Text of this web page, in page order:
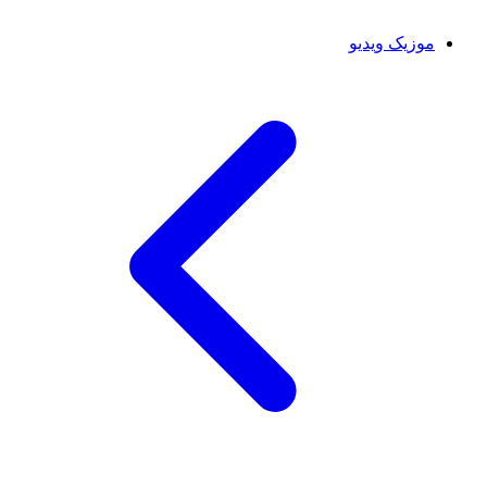
موزیک ویدیو